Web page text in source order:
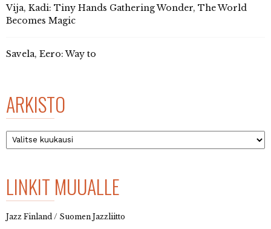
Vija, Kadi: Tiny Hands Gathering Wonder, The World
Becomes Magic
Savela, Eero: Way to
ARKISTO
Arkisto
LINKIT MUUALLE
Jazz Finland / Suomen Jazzliitto